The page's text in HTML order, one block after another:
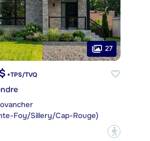
27
+TPS/TVQ
Foy/Sillery/Cap-Rouge)
?